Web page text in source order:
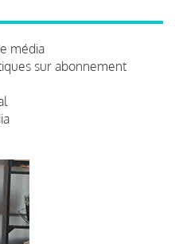
média
sur abonnement